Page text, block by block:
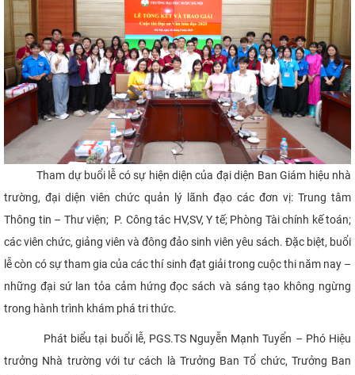
Tham dự buổi lễ có sự hiện diện của đại diện Ban Giám hiệu nhà
trường, đại diện viên chức quản lý lãnh đạo các đơn vị: Trung tâm
Thông tin – Thư viện; P. Công tác HV,SV, Y tế; Phòng Tài chính kế toán;
các viên chức, giảng viên và đông đảo sinh viên yêu sách. Đặc biệt, buổi
lễ còn có sự tham gia của các thí sinh đạt giải trong cuộc thi năm nay –
những đại sứ lan tỏa cảm hứng đọc sách và sáng tạo không ngừng
trong hành trình khám phá tri thức.
Phát biểu tại buổi lễ, PGS.TS Nguyễn Mạnh Tuyển – Phó Hiệu
trưởng Nhà trường với tư cách là Trưởng Ban Tổ chức, Trưởng Ban